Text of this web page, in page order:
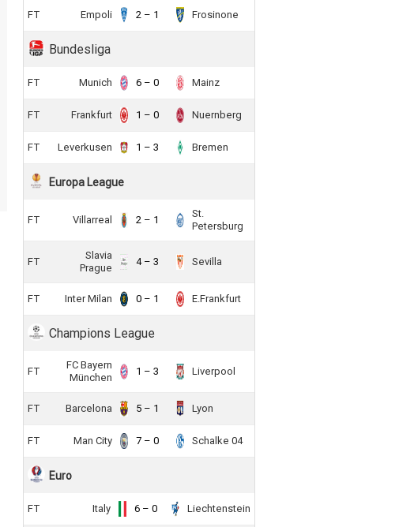
FT Empoli 2 – 1 Frosinone
Bundesliga
FT Munich 6 – 0 Mainz
FT Frankfurt 1 – 0 Nuernberg
FT Leverkusen 1 – 3 Bremen
Europa League
FT Villarreal 2 – 1
St.
Petersburg
FT
Slavia
Prague
4 – 3 Sevilla
FT Inter Milan 0 – 1 E.Frankfurt
Champions League
FT
FC Bayern
München
1 – 3 Liverpool
FT Barcelona 5 – 1 Lyon
FT Man City 7 – 0 Schalke 04
Euro
FT Italy 6 – 0 Liechtenstein